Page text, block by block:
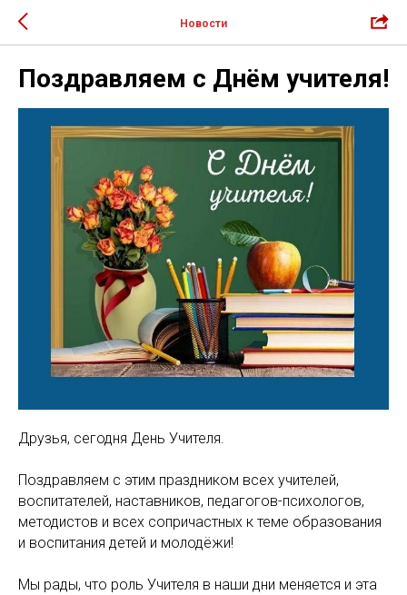
Новости
Поздравляем с Днём учителя!
Друзья, сегодня День Учителя.
Поздравляем с этим праздником всех учителей,
воспитателей, наставников, педагогов-психологов,
методистов и всех сопричастных к теме образования
и воспитания детей и молодёжи!
Мы рады, что роль Учителя в наши дни меняется и эта